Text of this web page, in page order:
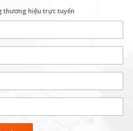
thương hiệu trực tuyến